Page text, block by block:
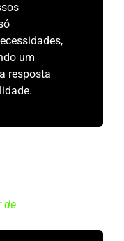
um
resposta
de